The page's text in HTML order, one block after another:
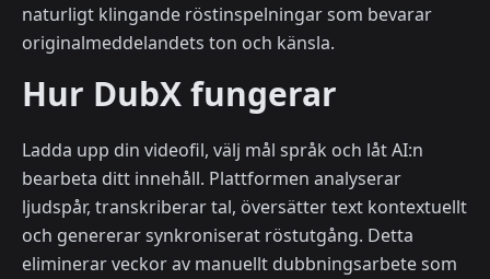
naturligt klingande röstinspelningar som bevarar
originalmeddelandets ton och känsla.
Hur DubX fungerar
Ladda upp din videofil, välj mål språk och låt AI:n
bearbeta ditt innehåll. Plattformen analyserar
ljudspår, transkriberar tal, översätter text kontextuellt
och genererar synkroniserat röstutgång. Detta
eliminerar veckor av manuellt dubbningsarbete som